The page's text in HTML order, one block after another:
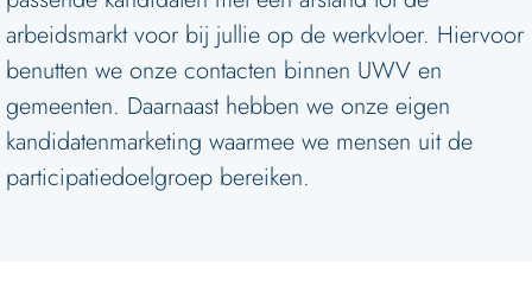
arbeidsmarkt voor bij jullie op de werkvloer. Hiervoor
benutten we onze contacten binnen UWV en
gemeenten. Daarnaast hebben we onze eigen
kandidatenmarketing waarmee we mensen uit de
participatiedoelgroep bereiken.